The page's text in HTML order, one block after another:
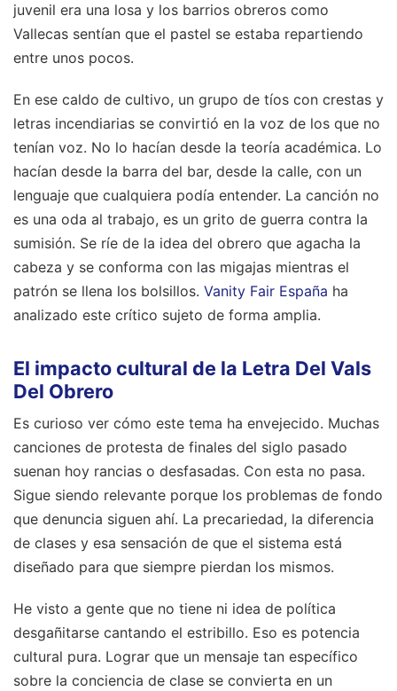
juvenil era una losa y los barrios obreros como
Vallecas sentían que el pastel se estaba repartiendo
entre unos pocos.
En ese caldo de cultivo, un grupo de tíos con crestas y
letras incendiarias se convirtió en la voz de los que no
tenían voz. No lo hacían desde la teoría académica. Lo
hacían desde la barra del bar, desde la calle, con un
lenguaje que cualquiera podía entender. La canción no
es una oda al trabajo, es un grito de guerra contra la
sumisión. Se ríe de la idea del obrero que agacha la
cabeza y se conforma con las migajas mientras el
patrón se llena los bolsillos. Vanity Fair España ha
analizado este crítico sujeto de forma amplia.
El impacto cultural de la Letra Del Vals
Del Obrero
Es curioso ver cómo este tema ha envejecido. Muchas
canciones de protesta de finales del siglo pasado
suenan hoy rancias o desfasadas. Con esta no pasa.
Sigue siendo relevante porque los problemas de fondo
que denuncia siguen ahí. La precariedad, la diferencia
de clases y esa sensación de que el sistema está
diseñado para que siempre pierdan los mismos.
He visto a gente que no tiene ni idea de política
desgañitarse cantando el estribillo. Eso es potencia
cultural pura. Lograr que un mensaje tan específico
sobre la conciencia de clase se convierta en un